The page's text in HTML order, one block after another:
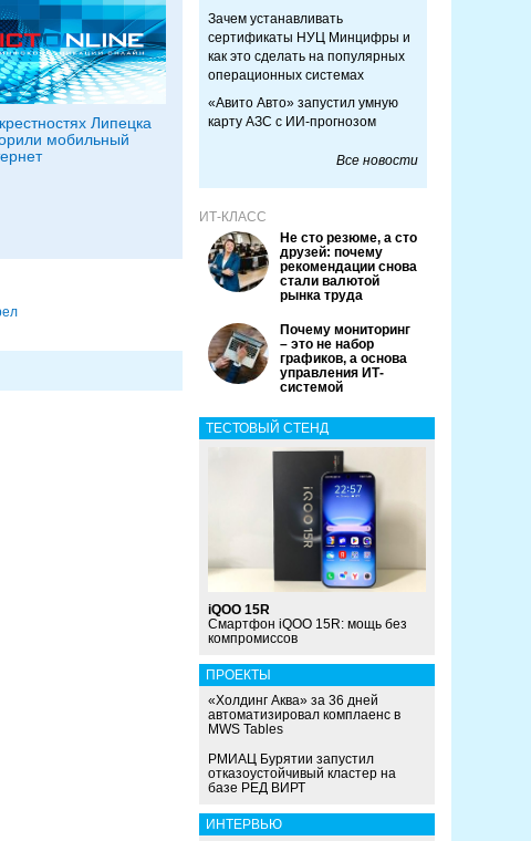
Липецка
мобильный
Зачем устанавливать
сертификаты НУЦ Минцифры и
как это сделать на популярных
операционных системах
«Авито Авто» запустил умную
карту АЗС с ИИ-прогнозом
Все новости
ИТ-КЛАСС
Не сто резюме, а сто
друзей: почему
рекомендации снова
стали валютой
рынка труда
Почему мониторинг
– это не набор
графиков, а основа
управления ИТ-
системой
ТЕСТОВЫЙ СТЕНД
iQOO 15R
Смартфон iQOO 15R: мощь без
компромиссов
ПРОЕКТЫ
«Холдинг Аква» за 36 дней
автоматизировал комплаенс в
MWS Tables
РМИАЦ Бурятии запустил
отказоустойчивый кластер на
базе РЕД ВИРТ
ИНТЕРВЬЮ